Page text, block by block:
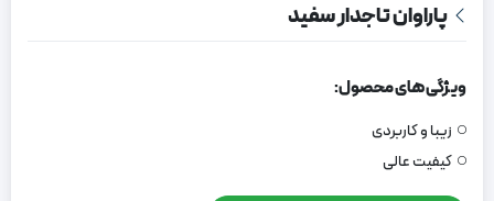
پاراوان تاجدار سفید
ویژگی های محصول:
زیبا و کاربردی
کیفیت عالی